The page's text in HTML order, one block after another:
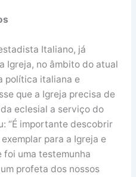
Italiano, já
Igreja, no âmbito do atual
política italiana e
que a Igreja precisa de
eclesial a serviço do
“É importante descobrir
para a Igreja e
foi uma testemunha
profeta dos nossos